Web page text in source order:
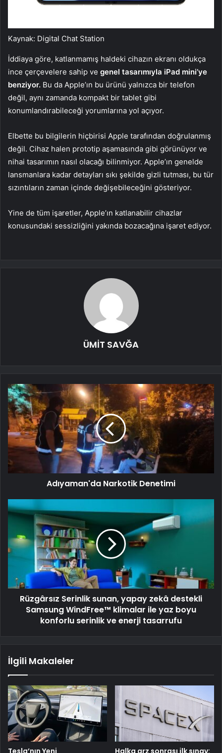
Kaynak: Digital Chat Station
İddiaya göre, katlanmamış haldeki cihazın ekranı oldukça
ince çerçevelere sahip ve genel tasarımıyla iPad mini’ye
benziyor. Bu da Apple’ın bu ürünü yalnızca bir telefon
değil, aynı zamanda kompakt bir tablet gibi
konumlandırabileceği yorumlarına yol açıyor.
Elbette bu bilgilerin hiçbirisi Apple tarafından doğrulanmış
değil. Cihaz halen prototip aşamasında gibi görünüyor ve
nihai tasarımın nasıl olacağı bilinmiyor. Apple’ın genelde
lansmanlara kadar detayları sıkı şekilde gizli tutması, bu tür
sızıntıların zaman içinde değişebileceğini gösteriyor.
Yine de tüm işaretler, Apple’ın katlanabilir cihazlar
konusundaki sessizliğini yakında bozacağına işaret ediyor.
ÜMİT SAVĞA
Adıyaman'da Narkotik Denetimi
Rüzgârsız Serinlik sunan, yapay zekâ destekli
Samsung WindFree™ klimalar ile yaz boyu
konforlu serinlik ve enerji tasarrufu
İlgili Makaleler
Tesla’nın Yeni Halka arz sonrası ilk sınav: